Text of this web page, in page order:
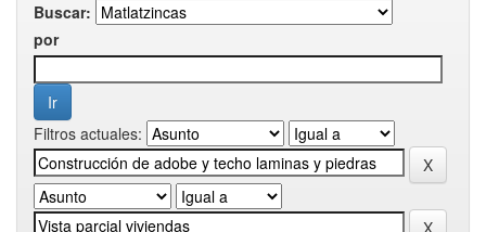
Buscar:
por
Filtros actuales: